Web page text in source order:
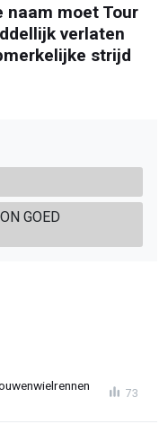
naam moet Tour
verlaten
strijd
GOED
73